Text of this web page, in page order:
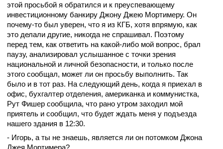
этой просьбой я обратился и к преуспевающему
инвестиционному банкиру Джону Джею Мортимеру. Он
почему-то был уверен, что я из КГБ, хотя впрямую, как
это делали другие, никогда не спрашивал. Поэтому
перед тем, как ответить на какой-либо мой вопрос, брал
паузу, анализировал услышанное с точки зрения
национальной и личной безопасности, и только после
этого сообщал, может ли он просьбу выполнить. Так
было и в тот раз. На следующий день, когда я приехал в
офис, бухгалтер отделения, американка и коммунистка,
Рут Фишер сообщила, что рано утром заходил мой
приятель и сообщил, что будет ждать меня у подъезда
нашего здания в 12:30.
- Игорь, а ты не знаешь, является ли он потомком Джона